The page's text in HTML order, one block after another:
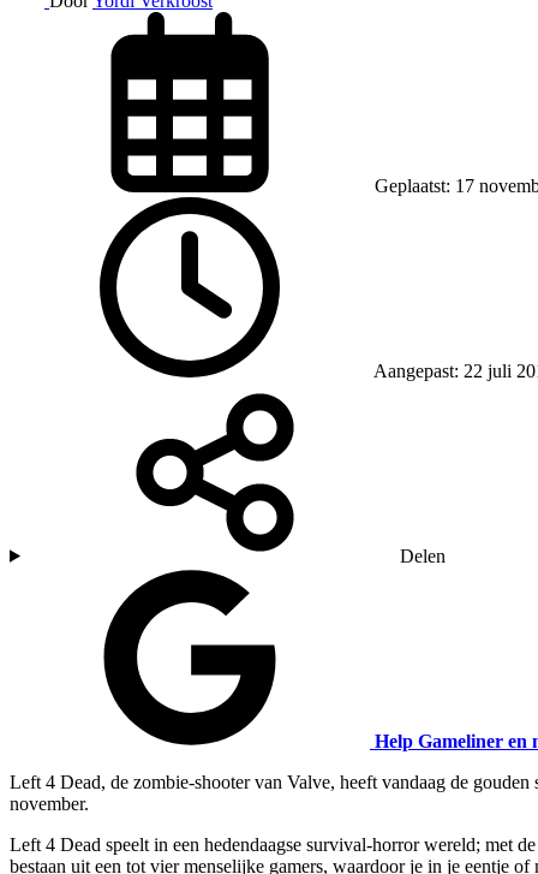
Geplaatst: 17
Aangepast: 22 juli
Delen
Help Gameliner en
Left 4 Dead, de zombie-shooter van Valve, heeft vandaag de
november.
Left 4 Dead speelt in een hedendaagse survival-horror wereld; met
bestaan uit een tot vier menselijke gamers, waardoor je in je eentje